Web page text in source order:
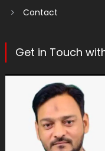
Contact
Get in Touch